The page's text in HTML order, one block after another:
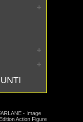
- Image
Action Figure